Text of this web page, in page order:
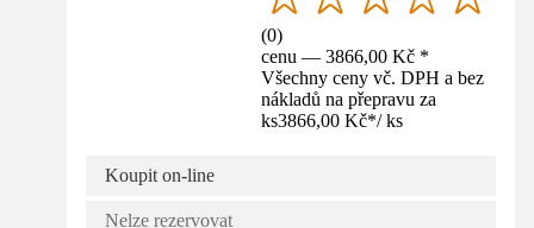
(0)
cenu — 3866,00 Kč *
Všechny ceny vč. DPH a bez
nákladů na přepravu za
ks3866,00 Kč*/ ks
Koupit on-line
Nelze rezervovat